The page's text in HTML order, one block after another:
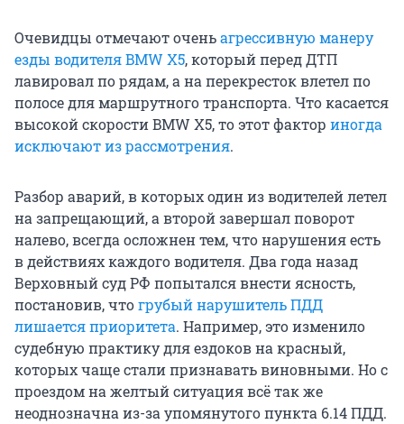
Очевидцы отмечают оченьагрессивную манеру
езды водителя BMW X5, который перед ДТП
лавировал по рядам, а на перекресток влетел по
полосе для маршрутного транспорта. Что касается
высокой скорости BMW X5, то этот фактор иногда
исключают из рассмотрения.
Разбор аварий, в которых один из водителей летел
на запрещающий, а второй завершал поворот
налево, всегда осложнен тем, что нарушения есть
в действиях каждого водителя. Два года назад
Верховный суд РФ попытался внести ясность,
постановив, чтогрубый нарушитель ПДД
лишается приоритета. Например, это изменило
судебную практику для ездоков на красный,
которых чаще стали признавать виновными. Но с
проездом на желтый ситуация всё так же
неоднозначна из-за упомянутого пункта 6.14 ПДД.